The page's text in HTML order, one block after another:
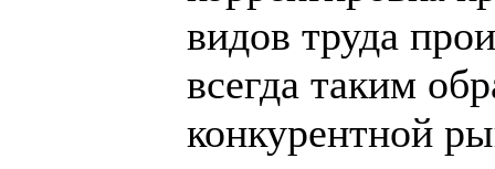
видов труда
всегда таким
конкурентной